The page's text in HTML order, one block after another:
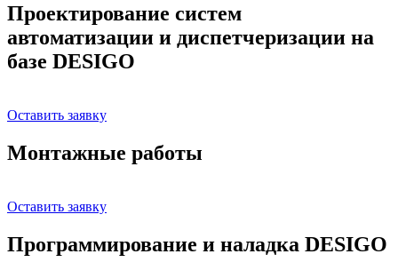
Проектирование систем
автоматизации и диспетчеризации на
базе DESIGO
Оставить заявку
Монтажные работы
Оставить заявку
Программирование и наладка DESIGO